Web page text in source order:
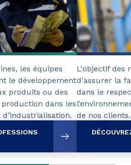
les équipes
le développement
produits ou des
dans les
L'objectif des
d'assurer la
dans le
de nos clients.